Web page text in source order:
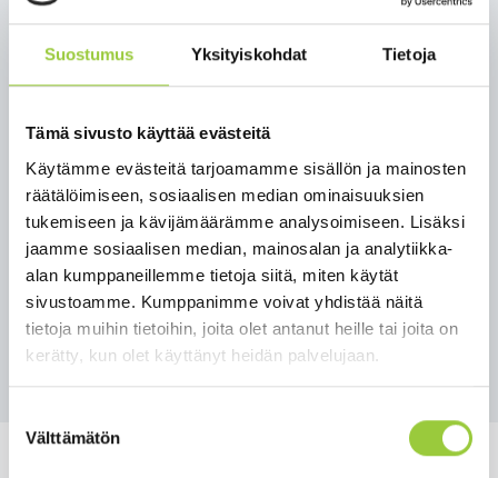
Suostumus Yksityiskohdat Tietoja
Tämä sivusto käyttää evästeitä
Käytämme evästeitä tarjoamamme sisällön ja mainosten
räätälöimiseen, sosiaalisen median ominaisuuksien
tukemiseen ja kävijämäärämme analysoimiseen. Lisäksi
jaamme sosiaalisen median, mainosalan ja analytiikka-
alan kumppaneillemme tietoja siitä, miten käytät
sivustoamme. Kumppanimme voivat yhdistää näitä
tietoja muihin tietoihin, joita olet antanut heille tai joita on
kerätty, kun olet käyttänyt heidän palvelujaan.
valinta
Välttämätön
Kunnanvaltuuston kokous
14.4.2026 klo 17
tiistaina 14.4.2026 klo 17. Kokousta voi seurata
livestriiminä kunnan Youtube-kanavalta
osoitteessa
www.youtube.com/@paltamonkunta88300/streams
Kunnanvaltuuston esityslista löytyytäältä.
Takaisin uutisiin